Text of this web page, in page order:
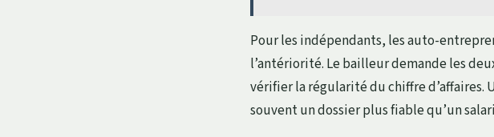
Pour les indépendants, les auto-
l’antériorité. Le bailleur demande les
vérifier la régularité du chiffre d’affaires.
souvent un dossier plus fiable qu’un